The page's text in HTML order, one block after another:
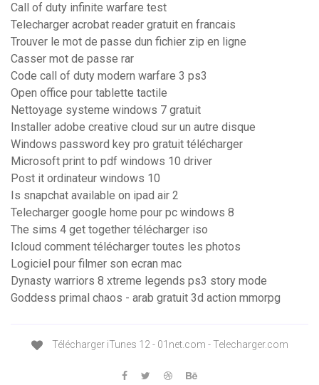
Call of duty infinite warfare test
Telecharger acrobat reader gratuit en francais
Trouver le mot de passe dun fichier zip en ligne
Casser mot de passe rar
Code call of duty modern warfare 3 ps3
Open office pour tablette tactile
Nettoyage systeme windows 7 gratuit
Installer adobe creative cloud sur un autre disque
Windows password key pro gratuit télécharger
Microsoft print to pdf windows 10 driver
Post it ordinateur windows 10
Is snapchat available on ipad air 2
Telecharger google home pour pc windows 8
The sims 4 get together télécharger iso
Icloud comment télécharger toutes les photos
Logiciel pour filmer son ecran mac
Dynasty warriors 8 xtreme legends ps3 story mode
Goddess primal chaos - arab gratuit 3d action mmorpg
Télécharger iTunes 12 - 01net.com - Telecharger.com